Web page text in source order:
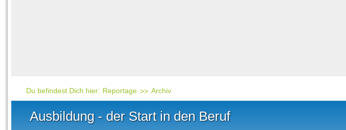
Technik
Du befindest Dich hier: Reportage Archiv
Ausbildung - der Start in den Beruf